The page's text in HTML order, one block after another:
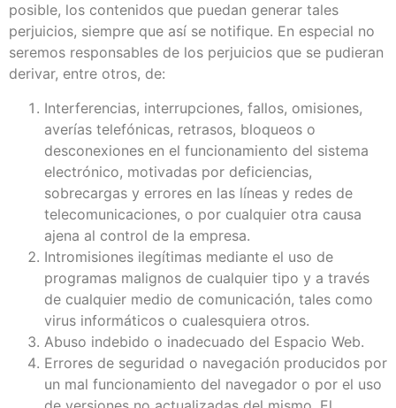
posible, los contenidos que puedan generar tales
perjuicios, siempre que así se notifique. En especial no
seremos responsables de los perjuicios que se pudieran
derivar, entre otros, de:
Interferencias, interrupciones, fallos, omisiones,
averías telefónicas, retrasos, bloqueos o
desconexiones en el funcionamiento del sistema
electrónico, motivadas por deficiencias,
sobrecargas y errores en las líneas y redes de
telecomunicaciones, o por cualquier otra causa
ajena al control de la empresa.
Intromisiones ilegítimas mediante el uso de
programas malignos de cualquier tipo y a través
de cualquier medio de comunicación, tales como
virus informáticos o cualesquiera otros.
Abuso indebido o inadecuado del Espacio Web.
Errores de seguridad o navegación producidos por
un mal funcionamiento del navegador o por el uso